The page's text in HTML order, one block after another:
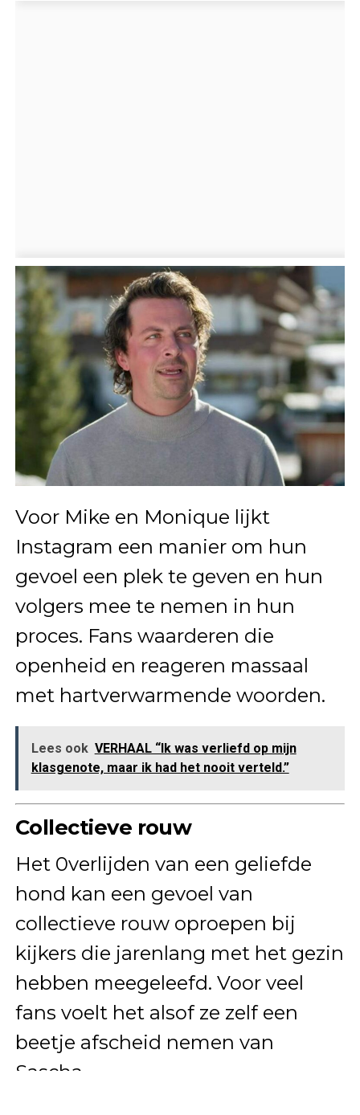
Voor Mike en Monique lijkt
Instagram een manier om hun
gevoel een plek te geven en hun
volgers mee te nemen in hun
proces. Fans waarderen die
openheid en reageren massaal
met hartverwarmende woorden.
Lees ook VERHAAL “Ik was verliefd op mijn
klasgenote, maar ik had het nooit verteld.”
Collectieve rouw
Het 0verlijden van een geliefde
hond kan een gevoel van
collectieve rouw oproepen bij
kijkers die jarenlang met het gezin
hebben meegeleefd. Voor veel
fans voelt het alsof ze zelf een
beetje afscheid nemen van
Sascha.